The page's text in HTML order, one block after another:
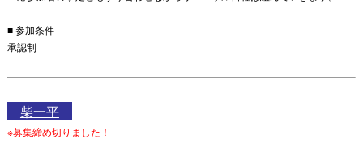
■ 参加条件
承認制
柴一平
※募集締め切りました！